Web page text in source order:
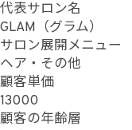
代表サロン名
GLAM（グラム）
サロン展開メニュー
ヘア・その他
顧客単価
13000
顧客の年齢層